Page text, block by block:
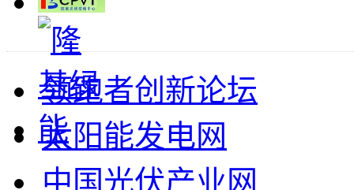
领跑者创新论坛
太阳能发电网
中国光伏产业网